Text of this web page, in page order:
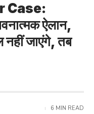
Case:
ऐलान,
जाएंगे, तब
6 MIN READ